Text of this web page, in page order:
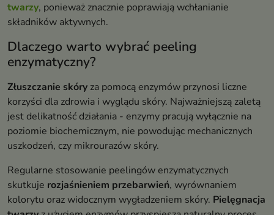
twarzy, ponieważ znacznie poprawiają wchłanianie
składników aktywnych.
Dlaczego warto wybrać peeling
enzymatyczny?
Złuszczanie skóry za pomocą enzymów przynosi liczne
korzyści dla zdrowia i wyglądu skóry. Najważniejszą zaletą
jest delikatność działania - enzymy pracują wyłącznie na
poziomie biochemicznym, nie powodując mechanicznych
uszkodzeń, czy mikrourazów skóry.
Regularne stosowanie peelingów enzymatycznych
skutkuje rozjaśnieniem przebarwień, wyrównaniem
kolorytu oraz widocznym wygładzeniem skóry. Pielęgnacja